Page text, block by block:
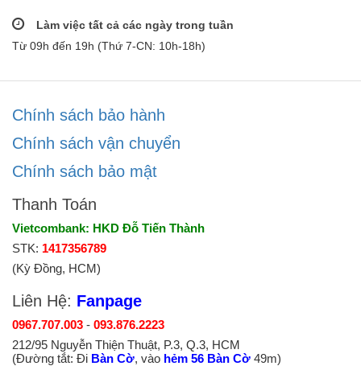
Làm việc tất cả các ngày trong tuần
Từ 09h đến 19h (Thứ 7-CN: 10h-18h)
Chính sách bảo hành
Chính sách vận chuyển
Chính sách bảo mật
Thanh Toán
Vietcombank: HKD Đỗ Tiến Thành
STK: 1417356789
(Kỳ Đồng, HCM)
Liên Hệ: Fanpage
0967.707.003 - 093.876.2223
212/95 Nguyễn Thiện Thuật, P.3, Q.3, HCM
(Đường tắt: Đi Bàn Cờ, vào hẻm 56 Bàn Cờ 49m)